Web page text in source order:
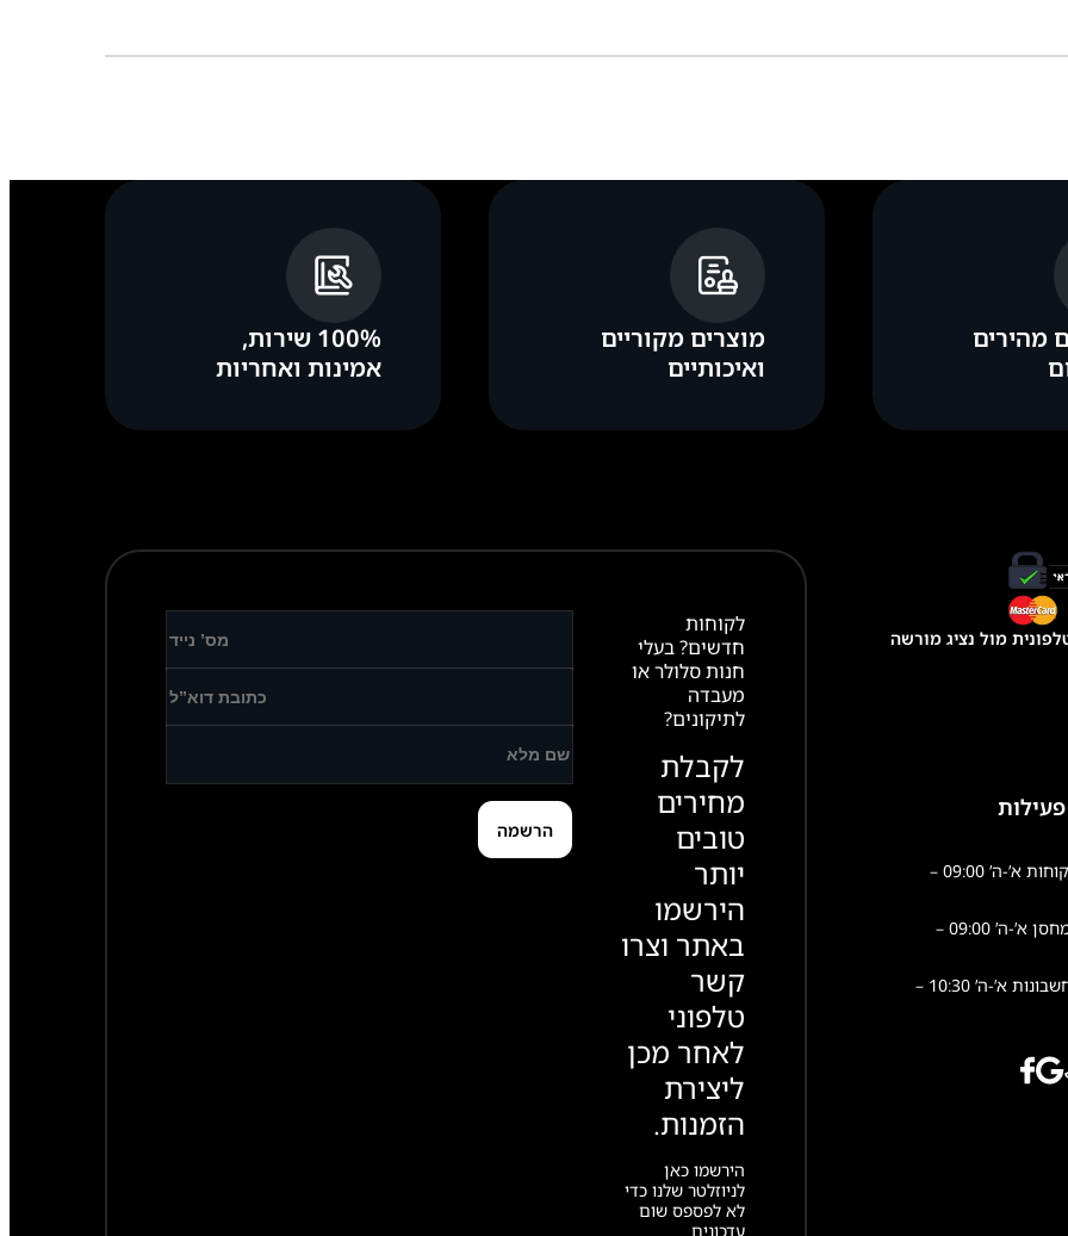
מהירים
מוצרים מקוריים
ואיכותיים
100% שירות,
אמינות ואחריות
מול נציג מורשה
לקוחות
חדשים? בעלי
חנות סלולר או
מעבדה
לתיקונים?
לקבלת
מחירים
טובים
יותר
הירשמו
באתר וצרו
קשר
טלפוני
לאחר מכן
ליצירת
הזמנות.
הירשמו כאן
לניוזלטר שלנו כדי
לא לפספס שום
עדכונים
שירות לקוחות א’-ה’ 09:00 –
פעילות מחסן א’-ה’ 09:00 –
הנהלת חשבונות א’-ה’ 10:30 –